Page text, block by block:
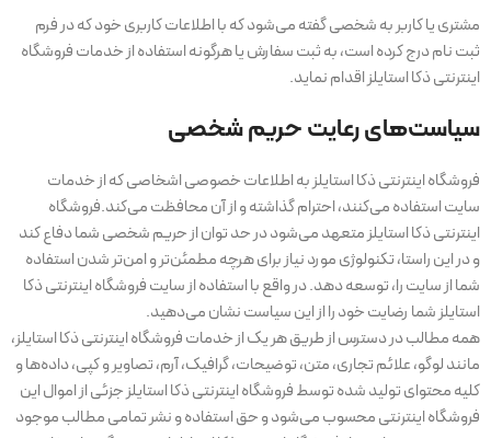
مشتری یا کاربر به شخصی گفته می‌شود که با اطلاعات کاربری خود که در فرم
ثبت نام درج کرده است، به ثبت سفارش یا هرگونه استفاده از خدمات فروشگاه
اینترنتی ذکا استایلز اقدام نماید.
سیاست‏‌های رعایت حریم شخصی
فروشگاه اینترنتی ذکا استایلز به اطلاعات خصوصی اشخاصى که از خدمات
سایت استفاده می‏‌کنند، احترام گذاشته و از آن محافظت می‏‌کند.فروشگاه
اینترنتی ذکا استایلز متعهد می‏‌شود در حد توان از حریم شخصی شما دفاع کند
و در این راستا، تکنولوژی مورد نیاز برای هرچه مطمئن‏‌تر و امن‏‌تر شدن استفاده
شما از سایت را، توسعه دهد. در واقع با استفاده از سایت فروشگاه اینترنتی ذکا
استایلز شما رضایت خود را از این سیاست نشان می‏‌دهید.
همه مطالب در دسترس از طریق هر یک از خدمات فروشگاه اینترنتی ذکا استایلز،
مانند لوگو، علائم تجاری، متن، توضیحات، گرافیک، آرم، تصاویر و کپی، داده‌ها و
کلیه محتوای تولید شده توسط فروشگاه اینترنتی ذکا استایلز جزئی از اموال این
فروشگاه اینترنتی محسوب می‏‌شود و حق استفاده و نشر تمامی مطالب موجود